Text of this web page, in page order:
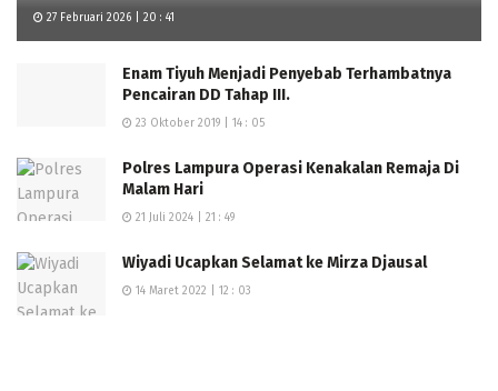
27 Februari 2026 | 20 : 41
Enam Tiyuh Menjadi Penyebab Terhambatnya
Pencairan DD Tahap III.
23 Oktober 2019 | 14 : 05
Polres Lampura Operasi Kenakalan Remaja Di
Malam Hari
21 Juli 2024 | 21 : 49
Wiyadi Ucapkan Selamat ke Mirza Djausal
14 Maret 2022 | 12 : 03